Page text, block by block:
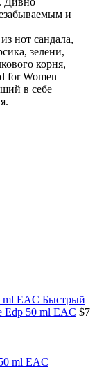
и
нот сандала,
зелени,
корня,
for Women –
в себе
Быстрый
Edp 50 ml EAC $7